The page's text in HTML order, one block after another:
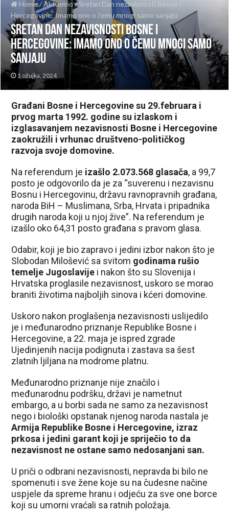
Home/Aktuelno/Sretan Dan nezavisnosti Bosne i
Hercegovine: Imamo ono o čemu mnogi samo sanjaju
Sretan Dan nezavisnosti Bosne i
Hercegovine: Imamo ono o čemu mnogi samo
sanjaju
1 ožujka, 2024
Građani Bosne i Hercegovine su 29.februara i
prvog marta 1992. godine su izlaskom i
izglasavanjem nezavisnosti Bosne i Hercegovine
zaokružili i vrhunac društveno-političkog
razvoja svoje domovine.
Na referendum je izašlo 2.073.568 glasača, a 99,7
posto je odgovorilo da je za “suverenu i nezavisnu
Bosnu i Hercegovinu, državu ravnopravnih građana,
naroda BiH – Muslimana, Srba, Hrvata i pripadnika
drugih naroda koji u njoj žive”. Na referendum je
izašlo oko 64,31 posto građana s pravom glasa.
Odabir, koji je bio zapravo i jedini izbor nakon što je
Slobodan Milošević sa svitom godinama rušio
temelje Jugoslavije i nakon što su Slovenija i
Hrvatska proglasile nezavisnost, uskoro se morao
braniti životima najboljih sinova i kćeri domovine.
Uskoro nakon proglašenja nezavisnosti uslijedilo
je i međunarodno priznanje Republike Bosne i
Hercegovine, a 22. maja je ispred zgrade
Ujedinjenih nacija podignuta i zastava sa šest
zlatnih ljiljana na modrome platnu.
Međunarodno priznanje nije značilo i
međunarodnu podršku, državi je nametnut
embargo, a u borbi sada ne samo za nezavisnost
nego i biološki opstanak njenog naroda nastala je
Armija Republike Bosne i Hercegovine, izraz
prkosa i jedini garant koji je spriječio to da
nezavisnost ne ostane samo nedosanjani san.
U priči o odbrani nezavisnosti, nepravda bi bilo ne
spomenuti i sve žene koje su na čudesne načine
uspjele da spreme hranu i odjeću za sve one borce
koji su umorni vraćali sa ratnih položaja.